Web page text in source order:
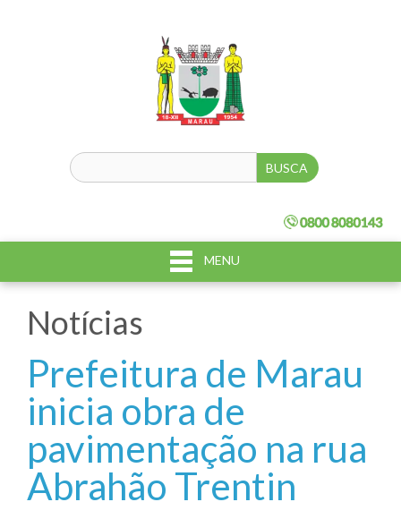
MENU
Notícias
Prefeitura de Marau
inicia obra de
pavimentação na rua
Abrahão Trentin